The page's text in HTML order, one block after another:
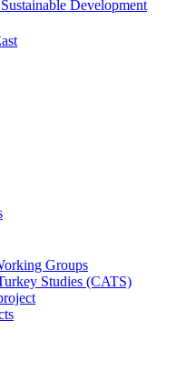
Development
Groups
Studies (CATS)